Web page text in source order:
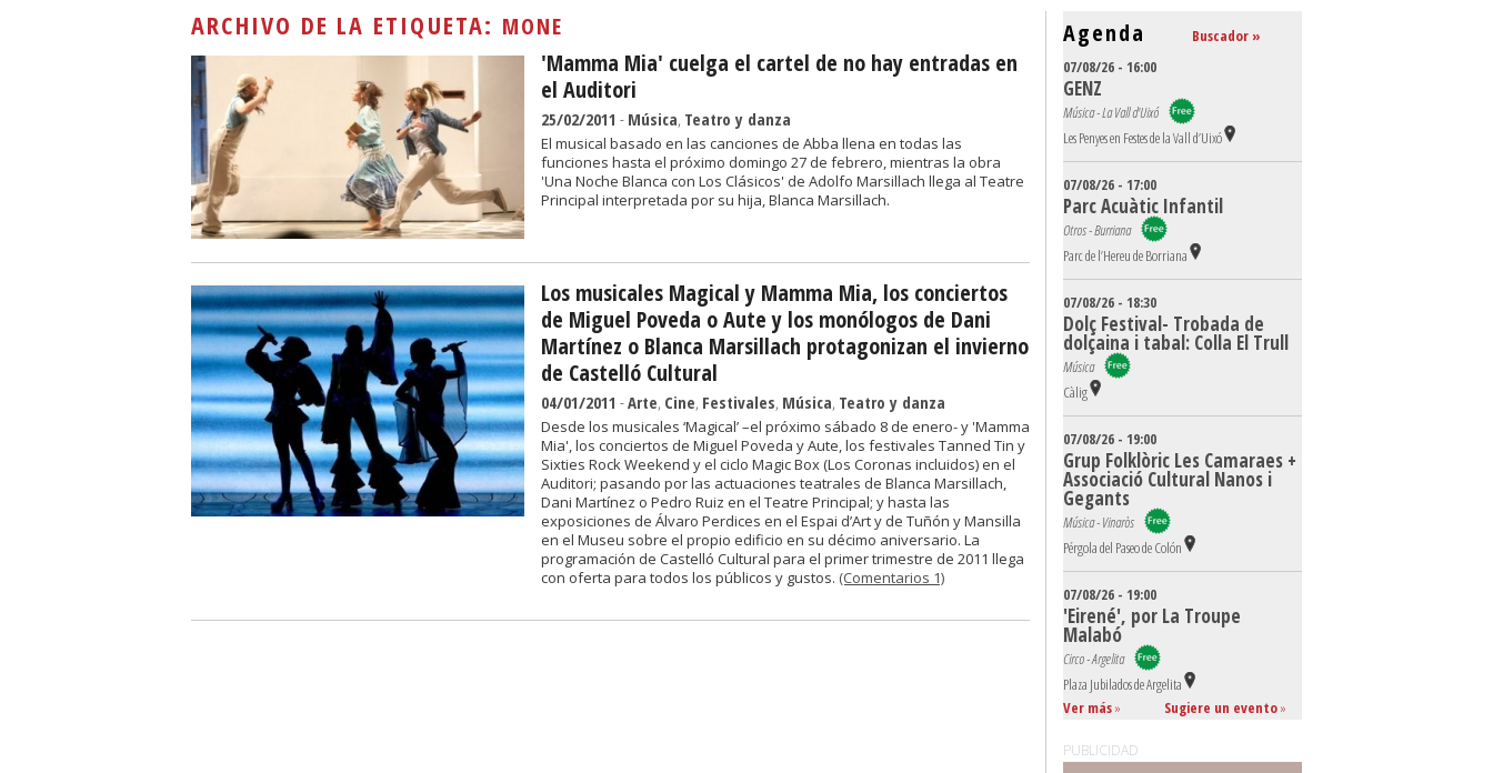
ARCHIVO DE LA ETIQUETA: MONE
'Mamma Mia' cuelga el cartel de no hay entradas en
el Auditori
25/02/2011 - Música, Teatro y danza
El musical basado en las canciones de Abba llena en todas las
funciones hasta el próximo domingo 27 de febrero, mientras la obra
'Una Noche Blanca con Los Clásicos' de Adolfo Marsillach llega al Teatre
Principal interpretada por su hija, Blanca Marsillach.
Los musicales Magical y Mamma Mia, los conciertos
de Miguel Poveda o Aute y los monólogos de Dani
Martínez o Blanca Marsillach protagonizan el invierno
de Castelló Cultural
04/01/2011 -Arte, Cine, Festivales, Música, Teatro y danza
Desde los musicales ‘Magical’ –el próximo sábado 8 de enero- y 'Mamma
Mia', los conciertos de Miguel Poveda y Aute, los festivales Tanned Tin y
Sixties Rock Weekend y el ciclo Magic Box (Los Coronas incluidos) en el
Auditori; pasando por las actuaciones teatrales de Blanca Marsillach,
Dani Martínez o Pedro Ruiz en el Teatre Principal; y hasta las
exposiciones de Álvaro Perdices en el Espai d’Art y de Tuñón y Mansilla
en el Museu sobre el propio edificio en su décimo aniversario. La
programación de Castelló Cultural para el primer trimestre de 2011 llega
con oferta para todos los públicos y gustos. (Comentarios 1)
Agenda
Buscador »
07/08/26 - 16:00
GENZ
Música - La Vall d'Uixó
Les Penyes en Festes de la Vall d’Uixó
07/08/26 - 17:00
Parc Acuàtic Infantil
Otros - Burriana
Parc de l’Hereu de Borriana
07/08/26 - 18:30
Dolç Festival- Trobada de
dolçaina i tabal: Colla El Trull
Música
Càlig
07/08/26 - 19:00
Grup Folklòric Les Camaraes +
Associació Cultural Nanos i
Gegants
Música - Vinaròs
Pérgola del Paseo de Colón
07/08/26 - 19:00
'Eirené', por La Troupe
Malabó
Circo - Argelita
Plaza Jubilados de Argelita
Ver más» Sugiere un evento»
PUBLICIDAD